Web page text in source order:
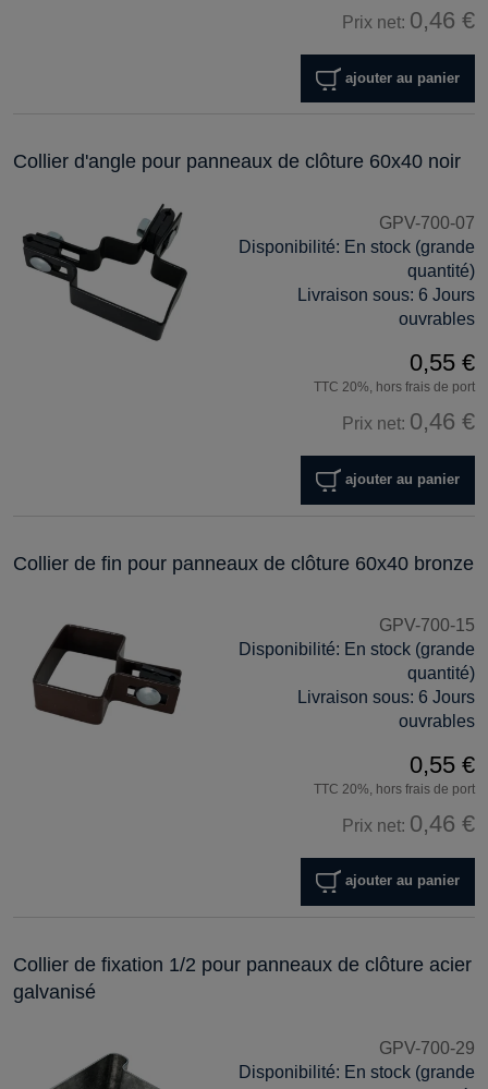
Prix net: 0,46 €
ajouter au panier
Collier d'angle pour panneaux de clôture 60x40 noir
GPV-700-07
Disponibilité: En stock (grande
quantité)
Livraison sous: 6 Jours
ouvrables
0,55 €
TTC 20%, hors frais de port
Prix net: 0,46 €
ajouter au panier
Collier de fin pour panneaux de clôture 60x40 bronze
GPV-700-15
Disponibilité: En stock (grande
quantité)
Livraison sous: 6 Jours
ouvrables
0,55 €
TTC 20%, hors frais de port
Prix net: 0,46 €
ajouter au panier
Collier de fixation 1/2 pour panneaux de clôture acier
galvanisé
GPV-700-29
Disponibilité: En stock (grande